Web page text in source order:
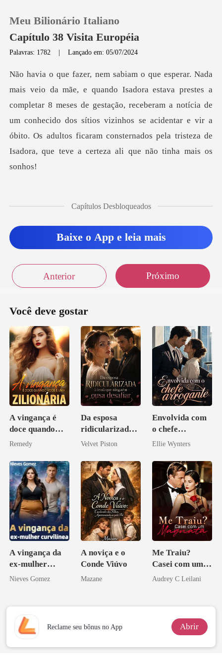
0
Loja
Meu Bilionário Italiano
Capítulo 38 Visita Européia
Palavras: 1782 |Lançado em: 05/07/2024
letar 8 meses de gestação, receberam a notícia de
um conhecido dos sítios vizinhos se acidentar e vir a
óbito.
Capítulos Desbloqueados
Baixe o App e leia mais
Anterior Próximo
Você deve gostar
A vingança é
doce quando
você é uma
Remedy
Da esposa
ridicularizada à
irmã que
desafiar
Velvet Piston
Envolvida com
o chefe
arrogante
Ellie Wynters
A vingança da
ex-mulher
curvilínea
Nieves Gomez
A noviça e o
Conde Viúvo
Mazane
Me Traiu?
Casei com um
Magnata
Audrey C Leilani
Reclame seu bônus no App Abrir